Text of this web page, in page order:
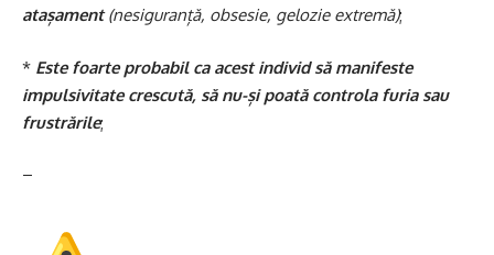
atașament(nesiguranță, obsesie, gelozie extremă);
* Este foarte probabil ca acest individ să manifeste
impulsivitate crescută, să nu-și poată controla furia sau
frustrările;
–